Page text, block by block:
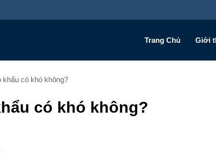
Trang Chủ Giới
khẩu có khó không?
có khó không?